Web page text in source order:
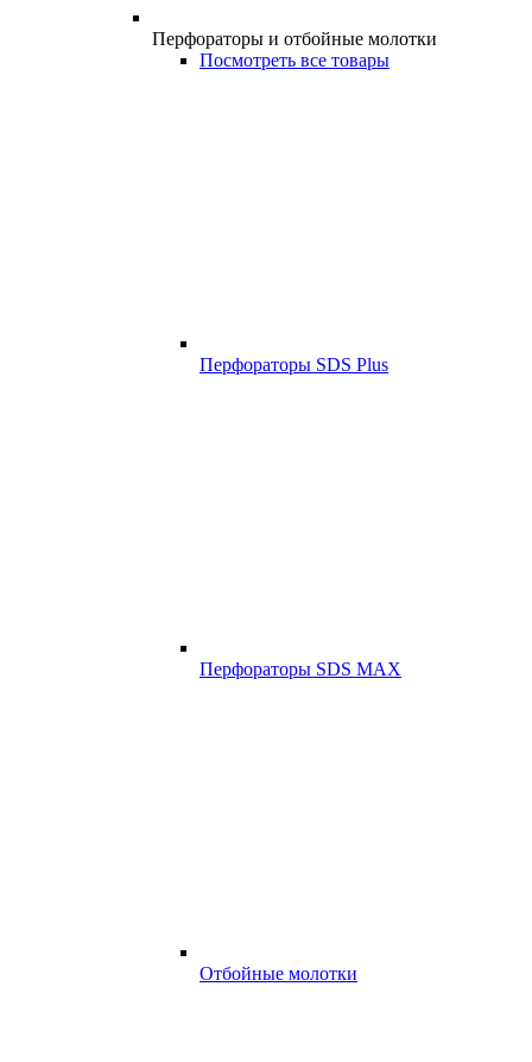
Перфораторы и отбойные молотки
Посмотреть все товары
Перфораторы SDS Plus
Перфораторы SDS MAX
Отбойные молотки